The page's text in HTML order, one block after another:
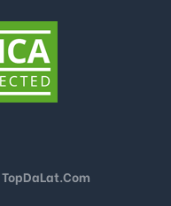
TopDaLat.Com